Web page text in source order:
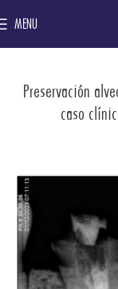
MENU
Preservación
caso